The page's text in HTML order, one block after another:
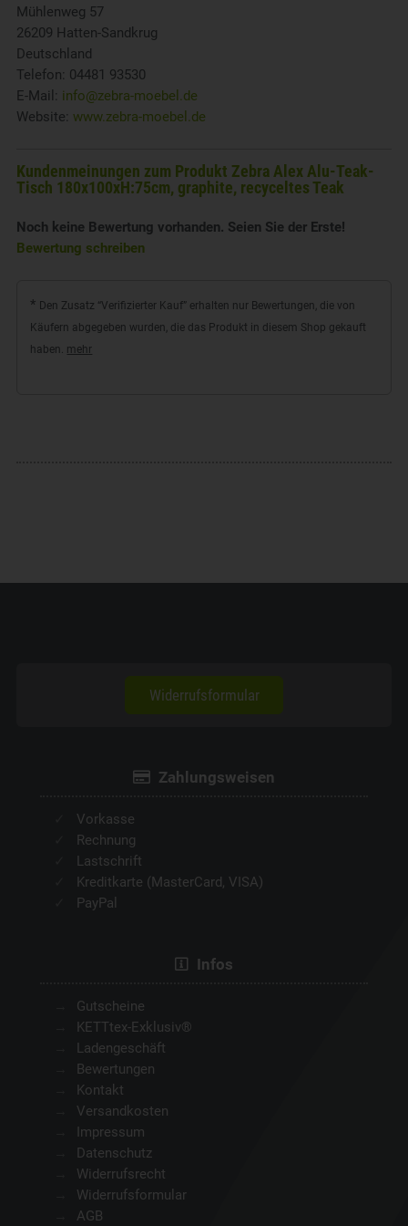
Mühlenweg 57
26209 Hatten-Sandkrug
Deutschland
Telefon: 04481 93530
E-Mail: info@zebra-moebel.de
Website: www.zebra-moebel.de
Kundenmeinungen zum Produkt Zebra Alex Alu-Teak-
Tisch 180x100xH:75cm, graphite, recyceltes Teak
Noch keine Bewertung vorhanden. Seien Sie der Erste!
Bewertung schreiben
* Den Zusatz “Verifizierter Kauf” erhalten nur Bewertungen, die von
Käufern abgegeben wurden, die das Produkt in diesem Shop gekauft
haben. mehr
Widerrufsformular
Zahlungsweisen
Vorkasse
Rechnung
Lastschrift
Kreditkarte (MasterCard, VISA)
PayPal
Infos
Gutscheine
KETTtex-Exklusiv®
Ladengeschäft
Bewertungen
Kontakt
Versandkosten
Impressum
Datenschutz
Widerrufsrecht
Widerrufsformular
AGB